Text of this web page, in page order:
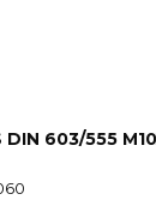
DIN 603/555